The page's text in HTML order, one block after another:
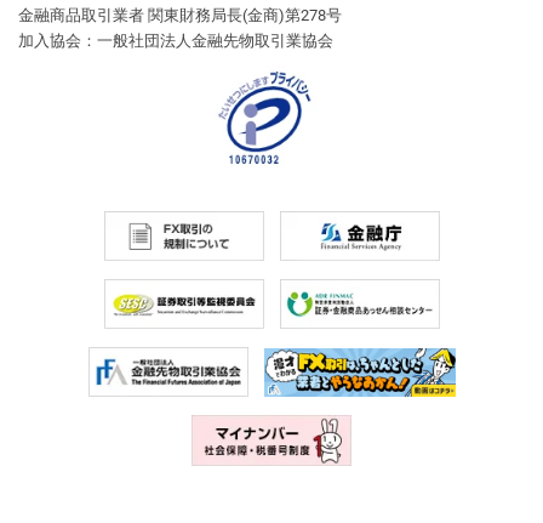
金融商品取引業者 関東財務局長(金商)第278号
加入協会：一般社団法人金融先物取引業協会